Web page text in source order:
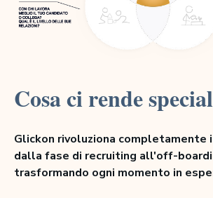
Cosa ci rende
Glickon rivoluziona completamente
dalla fase di recruiting all'off-
trasformando ogni momento in